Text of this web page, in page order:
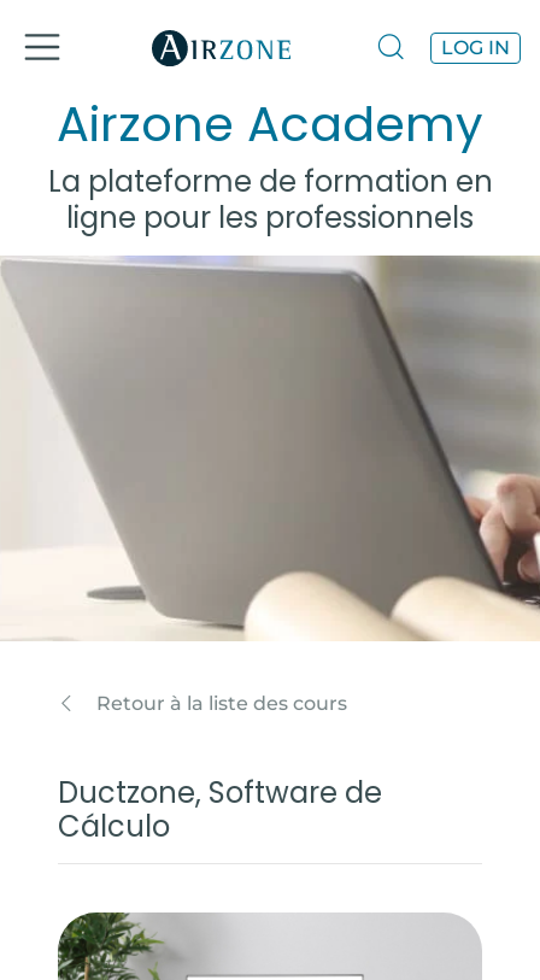
LOG IN
Airzone Academy
La plateforme de formation en
ligne pour les professionnels
Retour à la liste des cours
Ductzone, Software de
Cálculo